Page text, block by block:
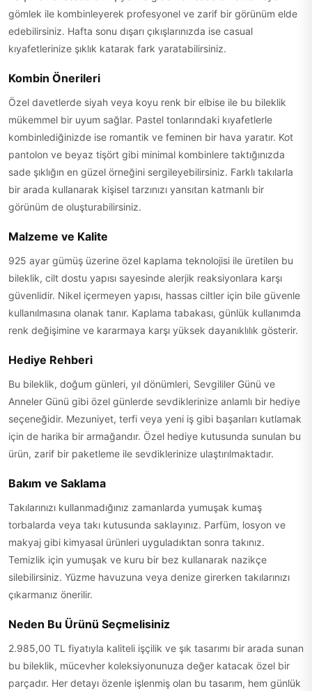
gömlek ile kombinleyerek profesyonel ve zarif bir görünüm elde
edebilirsiniz. Hafta sonu dışarı çıkışlarınızda ise casual
kıyafetlerinize şıklık katarak fark yaratabilirsiniz.
Kombin Önerileri
Özel davetlerde siyah veya koyu renk bir elbise ile bu bileklik
mükemmel bir uyum sağlar. Pastel tonlarındaki kıyafetlerle
kombinlediğinizde ise romantik ve feminen bir hava yaratır. Kot
pantolon ve beyaz tişört gibi minimal kombinlere taktığınızda
sade şıklığın en güzel örneğini sergileyebilirsiniz. Farklı takılarla
bir arada kullanarak kişisel tarzınızı yansıtan katmanlı bir
görünüm de oluşturabilirsiniz.
Malzeme ve Kalite
925 ayar gümüş üzerine özel kaplama teknolojisi ile üretilen bu
bileklik, cilt dostu yapısı sayesinde alerjik reaksiyonlara karşı
güvenlidir. Nikel içermeyen yapısı, hassas ciltler için bile güvenle
kullanılmasına olanak tanır. Kaplama tabakası, günlük kullanımda
renk değişimine ve kararmaya karşı yüksek dayanıklılık gösterir.
Hediye Rehberi
Bu bileklik, doğum günleri, yıl dönümleri, Sevgililer Günü ve
Anneler Günü gibi özel günlerde sevdiklerinize anlamlı bir hediye
seçeneğidir. Mezuniyet, terfi veya yeni iş gibi başarıları kutlamak
için de harika bir armağandır. Özel hediye kutusunda sunulan bu
ürün, zarif bir paketleme ile sevdiklerinize ulaştırılmaktadır.
Bakım ve Saklama
Takılarınızı kullanmadığınız zamanlarda yumuşak kumaş
torbalarda veya takı kutusunda saklayınız. Parfüm, losyon ve
makyaj gibi kimyasal ürünleri uyguladıktan sonra takınız.
Temizlik için yumuşak ve kuru bir bez kullanarak nazikçe
silebilirsiniz. Yüzme havuzuna veya denize girerken takılarınızı
çıkarmanız önerilir.
Neden Bu Ürünü Seçmelisiniz
2.985,00 TL fiyatıyla kaliteli işçilik ve şık tasarımı bir arada sunan
bu bileklik, mücevher koleksiyonunuza değer katacak özel bir
parçadır. Her detayı özenle işlenmiş olan bu tasarım, hem günlük